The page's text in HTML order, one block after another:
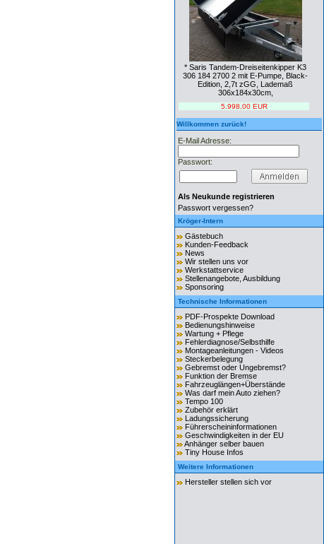
* Saris Tandem-Dreiseitenkipper K3
306 184 2700 2 mit E-Pumpe, Black-
Edition, 2,7t zGG, Lademaß
306x184x30cm,
5.998,00 EUR
Willkommen zurück!
E-Mail Adresse:
Passwort:
Als Neukunde registrieren
Passwort vergessen?
Kröger-Intern
Gästebuch
Kunden-Feedback
News
Wir stellen uns vor
Werkstattservice
Stellenangebote, Ausbildung
Sponsoring
Technische Informationen
PDF-Prospekte Download
Bedienungshinweise
Wartung + Pflege
Fehlerdiagnose/Selbsthilfe
Montageanleitungen - Videos
Steckerbelegung
Gebremst oder Ungebremst?
Funktion der Bremse
Fahrzeuglängen+Überstände
Was darf mein Auto ziehen?
Tempo 100
Zubehör erklärt
Ladungssicherung
Führerscheininformationen
Geschwindigkeiten in der EU
Anhänger selber bauen
Tiny House Infos
Weitere Informationen
Hersteller stellen sich vor